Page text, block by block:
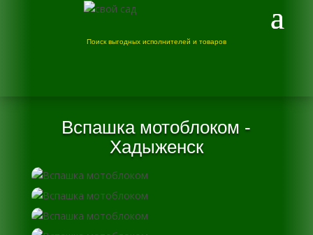
Поиск выгодных исполнителей и товаров
Вспашка мотоблоком -
Хадыженск